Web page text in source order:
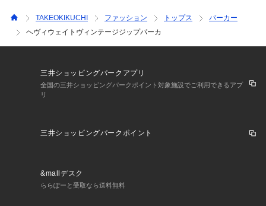
02サイズ（M）：165～175cm
03サイズ（L）：170～180cm
※標準体型を基にした目安になります。
－ BRAND CONCEPT －
時代を超えて支持されるトラディショナルなアイテムをベース
完売しているカラーの再入荷通知や、ラスト1点、セールの通
知をお知らせいたします。
TAKEOKIKUCHI ファッション トップス
パーカー
ヘヴィウェイトヴィンテージジップパーカ
三井ショッピングパークアプリ
全国の三井ショッピングパークポイント対象施設でご利用できるアプ
リ
三井ショッピングパークポイント
&mallデスク
ららぽーと受取なら送料無料